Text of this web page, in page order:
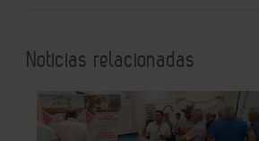
Noticias relacionadas